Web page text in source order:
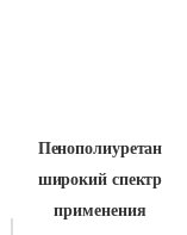
Пенополиуретан
широкий спектр
применения